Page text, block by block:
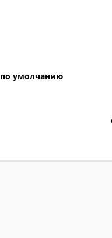
по умолчанию